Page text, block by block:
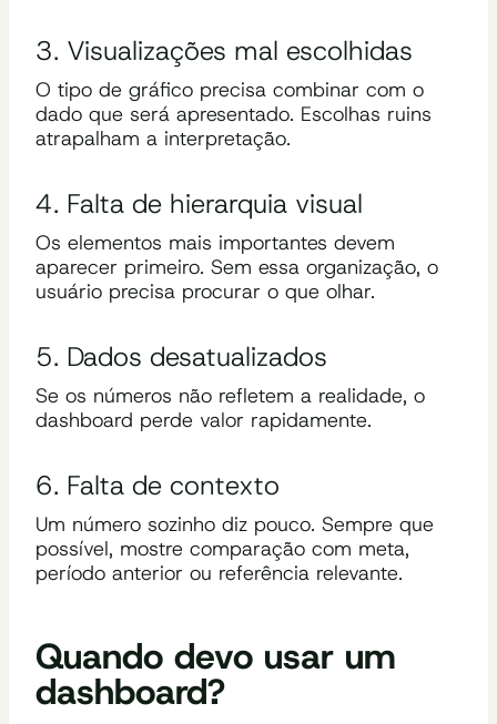
3. Visualizações mal escolhidas
O tipo de gráfico precisa combinar com o
dado que será apresentado. Escolhas ruins
atrapalham a interpretação.
4. Falta de hierarquia visual
Os elementos mais importantes devem
aparecer primeiro. Sem essa organização, o
usuário precisa procurar o que olhar.
5. Dados desatualizados
Se os números não refletem a realidade, o
dashboard perde valor rapidamente.
6. Falta de contexto
Um número sozinho diz pouco. Sempre que
possível, mostre comparação com meta,
período anterior ou referência relevante.
Quando devo usar um
dashboard?